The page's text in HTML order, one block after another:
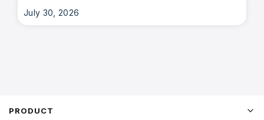
July 30, 2026
PRODUCT